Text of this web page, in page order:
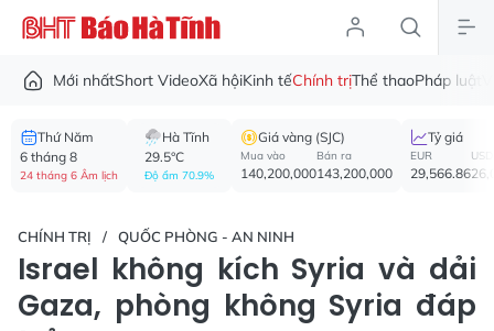
Mới nhấtShort VideoXã hộiKinh tếChính trịThể thaoPháp luật
Thứ Năm
6 tháng 8
24 tháng 6 Âm lịch
Hà Tĩnh
29.5°C
Độ ẩm 70.9%
Giá vàng (SJC)
Mua vào
140,200,000
Bán ra
143,200,000
Tỷ giá
EUR
29,566.86
USD
CHÍNH TRỊ QUỐC PHÒNG - AN NINH
Israel không kích Syria và dải
Gaza, phòng không Syria đáp